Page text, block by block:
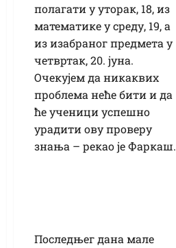
полагати у уторак, 18, из
математике у среду, 19, а
из изабраног предмета у
четвртак, 20. јуна.
Очекујем да никаквих
проблема неће бити и да
ће ученици успешно
урадити ову проверу
знања – рекао је Фаркаш.
Последњег дана мале